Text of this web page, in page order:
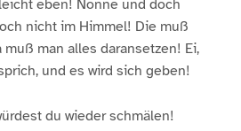
eben! Nonne und doch
nicht im Himmel! Die muß
man alles daransetzen! Ei,
und es wird sich geben!
du wieder schmälen!